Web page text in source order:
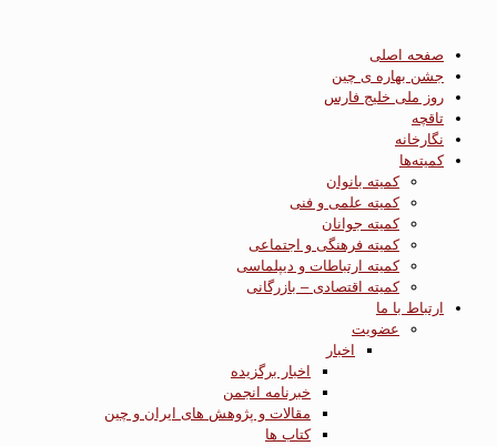
صفحه اصلی
جشن بهاره ی چین
روز ملی خلیج فارس
تاقچه
نگارخانه
کمیته‌ها
کمیته بانوان
کمیته علمی و فنی
کمیته جوانان
کمیته فرهنگی و اجتماعی
کمیته ارتباطات و دیپلماسی
کمیته اقتصادی – بازرگانی
ارتباط با ما
عضویت
اخبار
اخبار برگزیده
خبرنامه انجمن
مقالات و پژوهش های ایران و چین
کتاب ها